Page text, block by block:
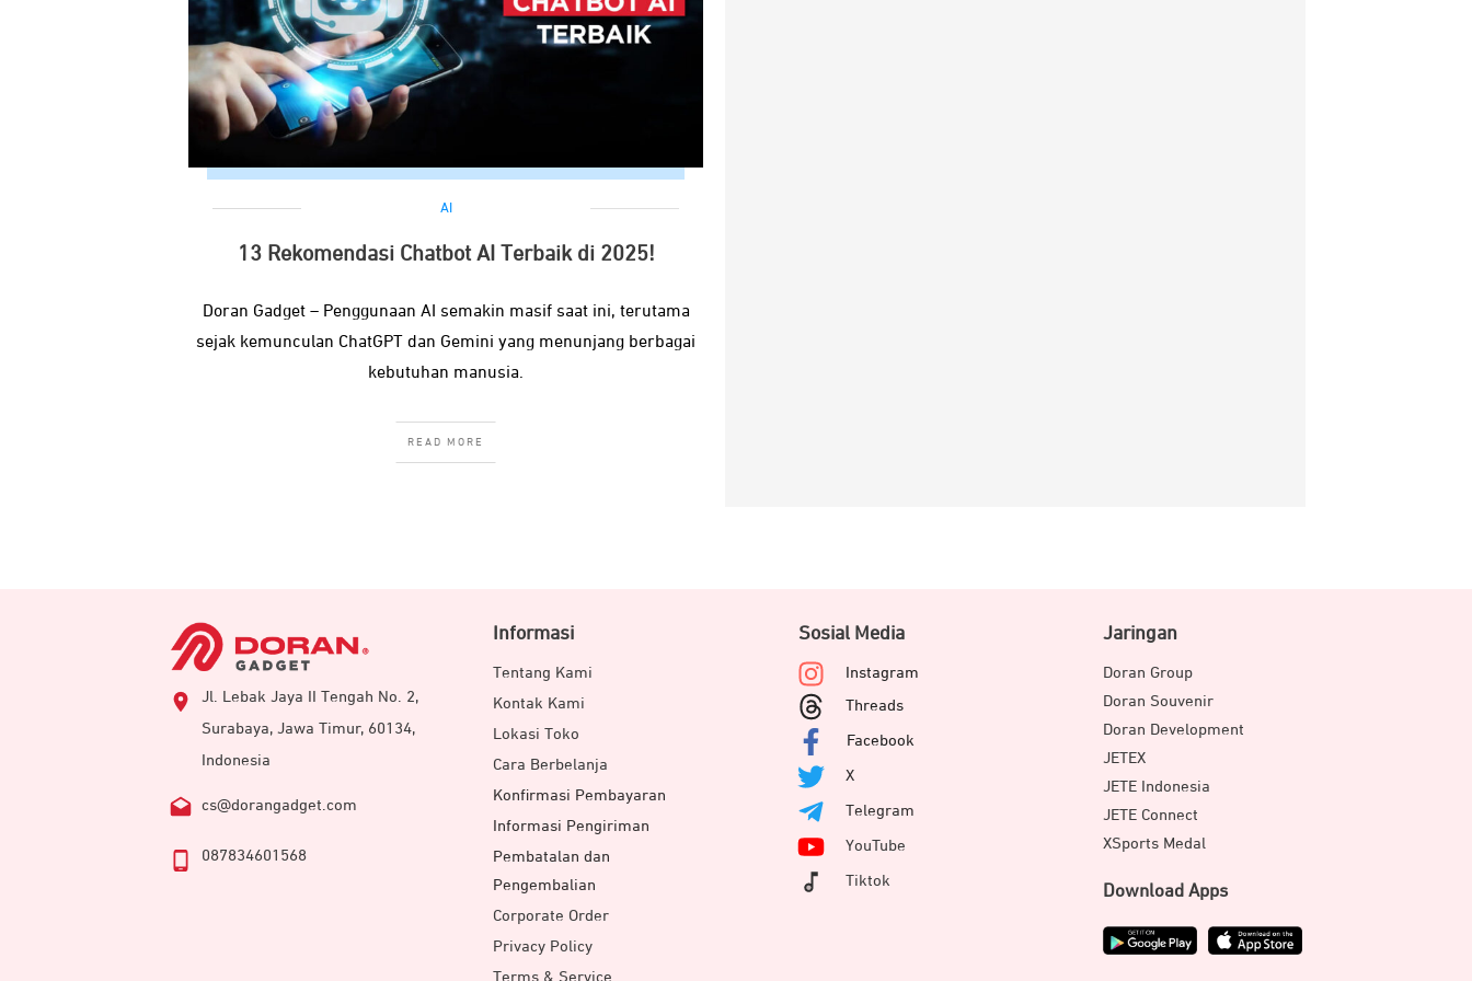
AI
13 Rekomendasi Chatbot AI Terbaik di 2025!
Doran Gadget – Penggunaan AI semakin masif saat ini, terutama
sejak kemunculan ChatGPT dan Gemini yang menunjang berbagai
kebutuhan manusia.
READ MORE
Jl. Lebak Jaya II Tengah No. 2,
Surabaya, Jawa Timur, 60134,
Indonesia
cs@dorangadget.com
087834601568
Informasi
Tentang Kami
Kontak Kami
Lokasi Toko
Cara Berbelanja
Konfirmasi Pembayaran
Informasi Pengiriman
Pembatalan dan
Pengembalian
Corporate Order
Privacy Policy
Terms & Service
Sosial Media
Instagram
Threads
Facebook
X
Telegram
YouTube
Tiktok
Jaringan
Doran Group
Doran Souvenir
Doran Development
JETEX
JETE Indonesia
JETE Connect
XSports Medal
Download Apps